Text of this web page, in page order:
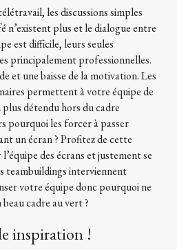
les discussions simples
n’existent plus et le dialogue entre
est difficile, leurs seules
principalement professionnelles.
et une baisse de la motivation. Les
permettent à votre équipe de
détendu hors du cadre
pourquoi les forcer à passer
un écran ? Profitez de cette
des écrans et justement se
teambuildings interviennent
votre équipe donc pourquoi ne
cadre au vert ?
inspiration !